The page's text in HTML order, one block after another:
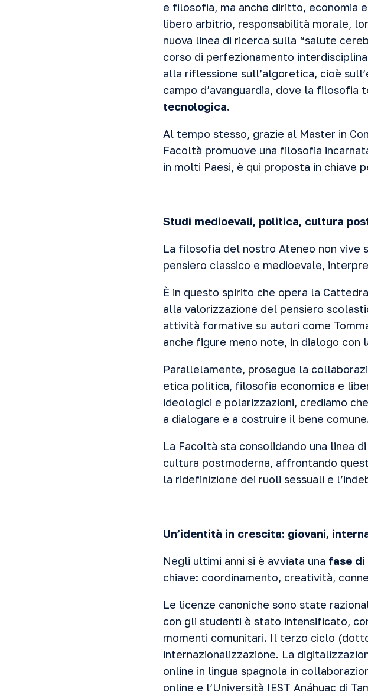
e filosofia, ma anche diritto, economia
libero arbitrio, responsabilità morale,
nuova linea di ricerca sulla “salute
corso di perfezionamento
alla riflessione sull’algoretica, cioè
campo d’avanguardia, dove la filosofia
tecnologica.
Al tempo stesso, grazie al Master in
Facoltà promuove una filosofia
in molti Paesi, è qui proposta in chiave
Studi medioevali, politica, cultura
La filosofia del nostro Ateneo non vive
pensiero classico e medioevale,
È in questo spirito che opera la
alla valorizzazione del pensiero
attività formative su autori come
anche figure meno note, in dialogo con
Parallelamente, prosegue la
etica politica, filosofia economica e
ideologici e polarizzazioni, crediamo
a dialogare e a costruire il bene
La Facoltà sta consolidando una linea
cultura postmoderna, affrontando
la ridefinizione dei ruoli sessuali e
Un’identità in crescita: giovani,
Negli ultimi anni si è avviata una fase di
chiave: coordinamento, creatività,
Le licenze canoniche sono state
con gli studenti è stato intensificato,
momenti comunitari. Il terzo ciclo
internazionalizzazione. La
online in lingua spagnola in
online e l’Università IEST Anáhuac di